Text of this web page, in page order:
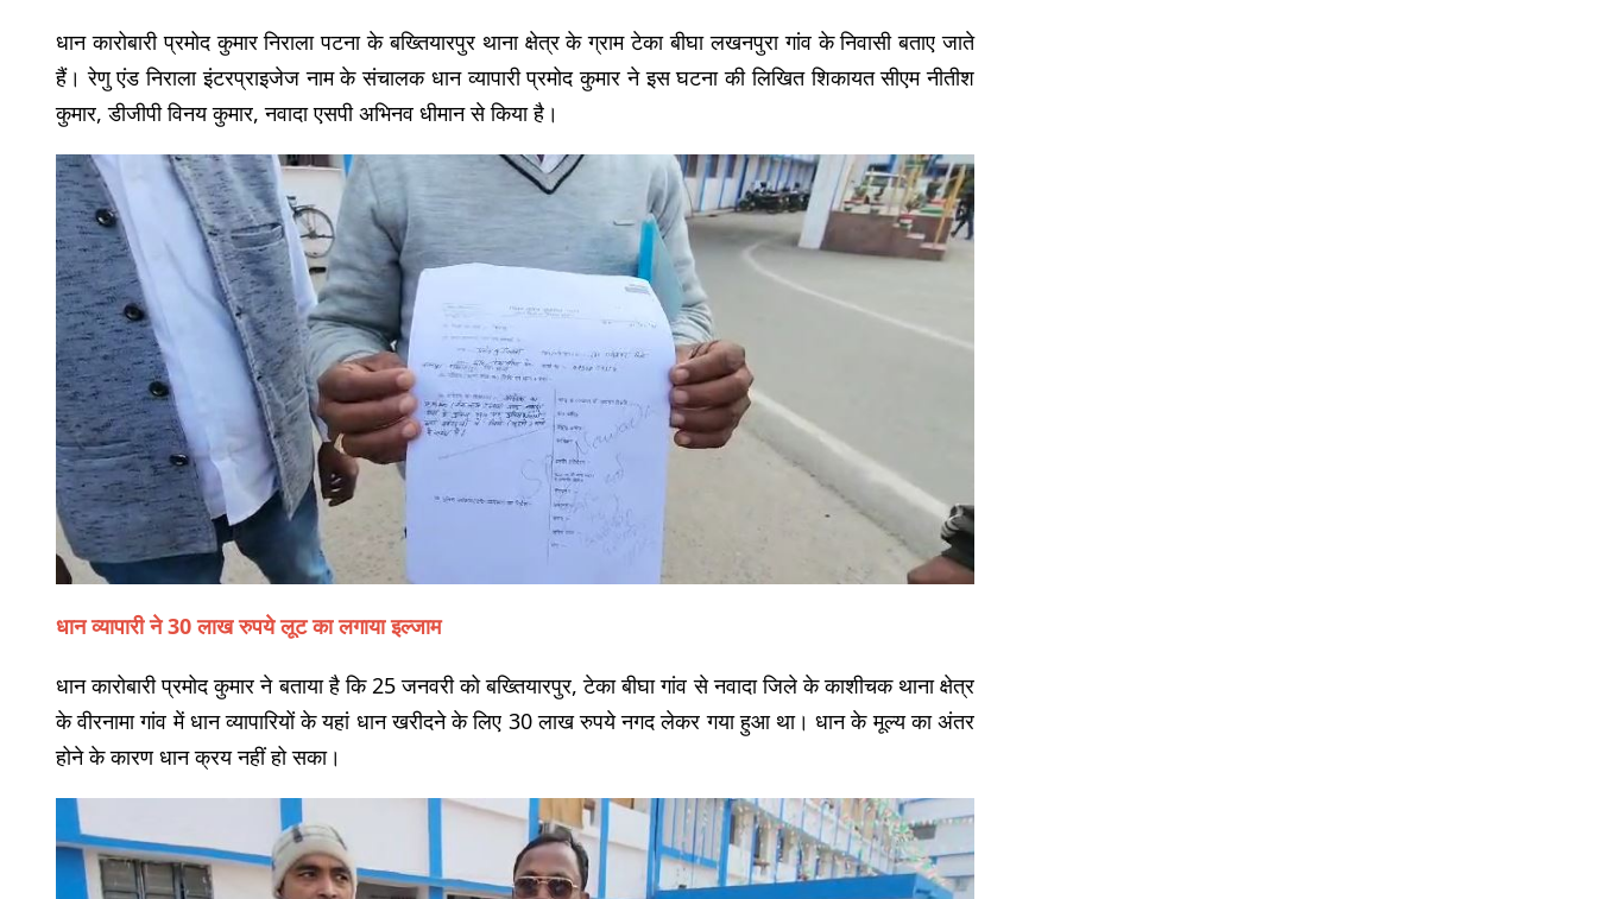
धान कारोबारी प्रमोद कुमार निराला पटना के बख्तियारपुर थाना क्षेत्र के ग्राम टेका बीघा लखनपुरा गांव के निवासी बताए जाते
हैं। रेणु एंड निराला इंटरप्राइजेज नाम के संचालक धान व्यापारी प्रमोद कुमार ने इस घटना की लिखित शिकायत सीएम नीतीश
कुमार, डीजीपी विनय कुमार, नवादा एसपी अभिनव धीमान से किया है।
धान व्यापारी ने 30 लाख रुपये लूट का लगाया इल्जाम
धान कारोबारी प्रमोद कुमार ने बताया है कि 25 जनवरी को बख्तियारपुर, टेका बीघा गांव से नवादा जिले के काशीचक थाना क्षेत्र
के वीरनामा गांव में धान व्यापारियों के यहां धान खरीदने के लिए 30 लाख रुपये नगद लेकर गया हुआ था। धान के मूल्य का अंतर
होने के कारण धान क्रय नहीं हो सका।